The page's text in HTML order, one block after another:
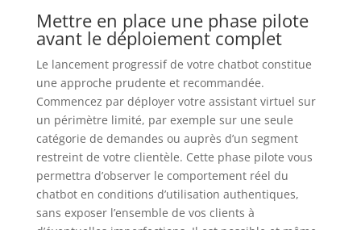
Mettre en place une phase pilote
avant le déploiement complet
Le lancement progressif de votre chatbot constitue
une approche prudente et recommandée.
Commencez par déployer votre assistant virtuel sur
un périmètre limité, par exemple sur une seule
catégorie de demandes ou auprès d’un segment
restreint de votre clientèle. Cette phase pilote vous
permettra d’observer le comportement réel du
chatbot en conditions d’utilisation authentiques,
sans exposer l’ensemble de vos clients à